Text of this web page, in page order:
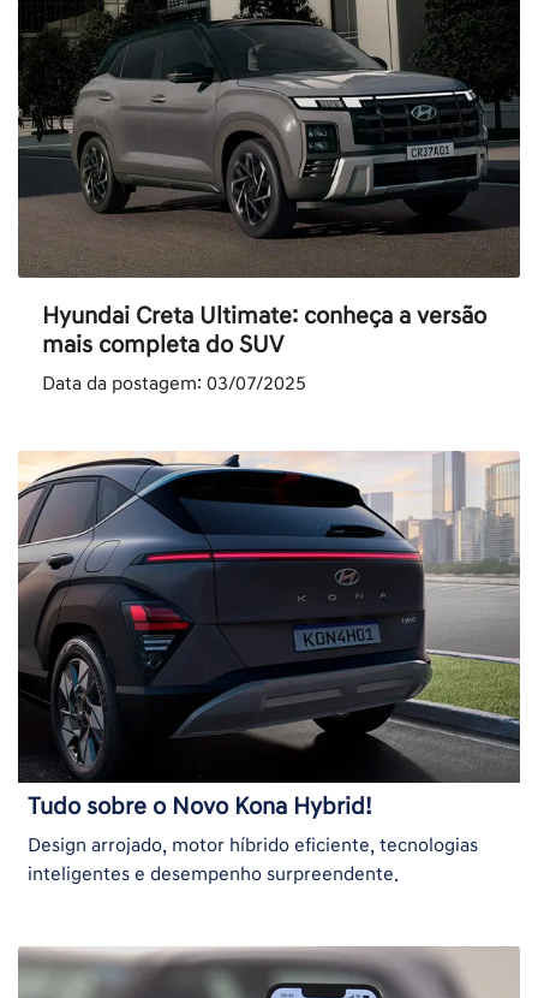
Hyundai Creta Ultimate: conheça a versão
mais completa do SUV
Data da postagem: 03/07/2025
Tudo sobre o Novo Kona Hybrid!
Design arrojado, motor híbrido eficiente, tecnologias
inteligentes e desempenho surpreendente.